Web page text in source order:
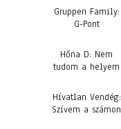
Gruppen Family:
G-Pont
Hőna D: Nem
tudom a helyem
Hívatlan Vendég:
Szívem a számon